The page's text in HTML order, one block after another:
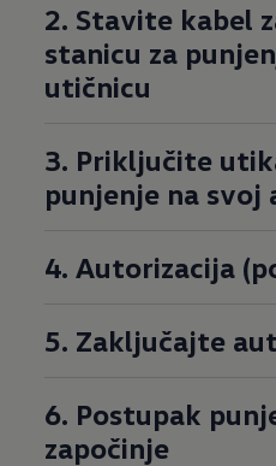
2. Stavite kabel
stanicu za
utičnicu
3. Priključite
punjenje na svoj
4. Autorizacija
5. Zaključajte
6. Postupak
započinje